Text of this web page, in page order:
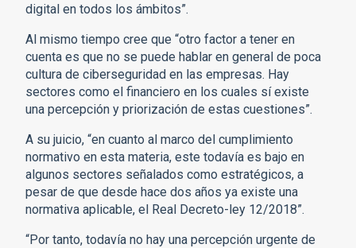
digital en todos los ámbitos”.
Al mismo tiempo cree que “otro factor a tener en
cuenta es que no se puede hablar en general de poca
cultura de ciberseguridad en las empresas. Hay
sectores como el financiero en los cuales sí existe
una percepción y priorización de estas cuestiones”.
A su juicio, “en cuanto al marco del cumplimiento
normativo en esta materia, este todavía es bajo en
algunos sectores señalados como estratégicos, a
pesar de que desde hace dos años ya existe una
normativa aplicable, el Real Decreto-ley 12/2018”.
“Por tanto, todavía no hay una percepción urgente de